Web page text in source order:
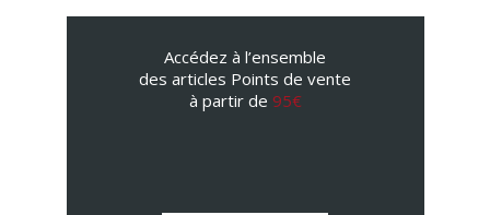
Accédez à l’ensemble
des articles Points de vente
à partir de 95€